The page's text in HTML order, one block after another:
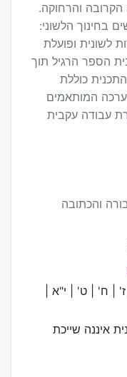
והרחוקה.
בחינוך הלשוני:
לשונית ופועלת
הספר הרגיל תוך
כוללת
המותאמים
עבודה עקבית
והכתובה
| ח' | ט' | י"א |
איננה שייכת